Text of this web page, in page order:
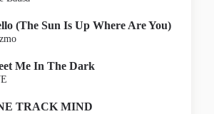
(The Sun Is Up Where Are You)
Me In The Dark
TRACK MIND